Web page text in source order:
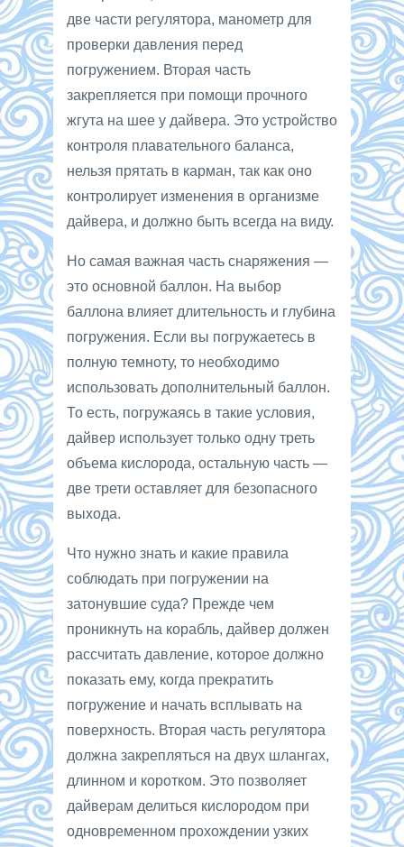
две части регулятора, манометр для
проверки давления перед
погружением. Вторая часть
закрепляется при помощи прочного
жгута на шее у дайвера. Это устройство
контроля плавательного баланса,
нельзя прятать в карман, так как оно
контролирует изменения в организме
дайвера, и должно быть всегда на виду.
Но самая важная часть снаряжения —
это основной баллон. На выбор
баллона влияет длительность и глубина
погружения. Если вы погружаетесь в
полную темноту, то необходимо
использовать дополнительный баллон.
То есть, погружаясь в такие условия,
дайвер использует только одну треть
объема кислорода, остальную часть —
две трети оставляет для безопасного
выхода.
Что нужно знать и какие правила
соблюдать при погружении на
затонувшие суда? Прежде чем
проникнуть на корабль, дайвер должен
рассчитать давление, которое должно
показать ему, когда прекратить
погружение и начать всплывать на
поверхность. Вторая часть регулятора
должна закрепляться на двух шлангах,
длинном и коротком. Это позволяет
дайверам делиться кислородом при
одновременном прохождении узких